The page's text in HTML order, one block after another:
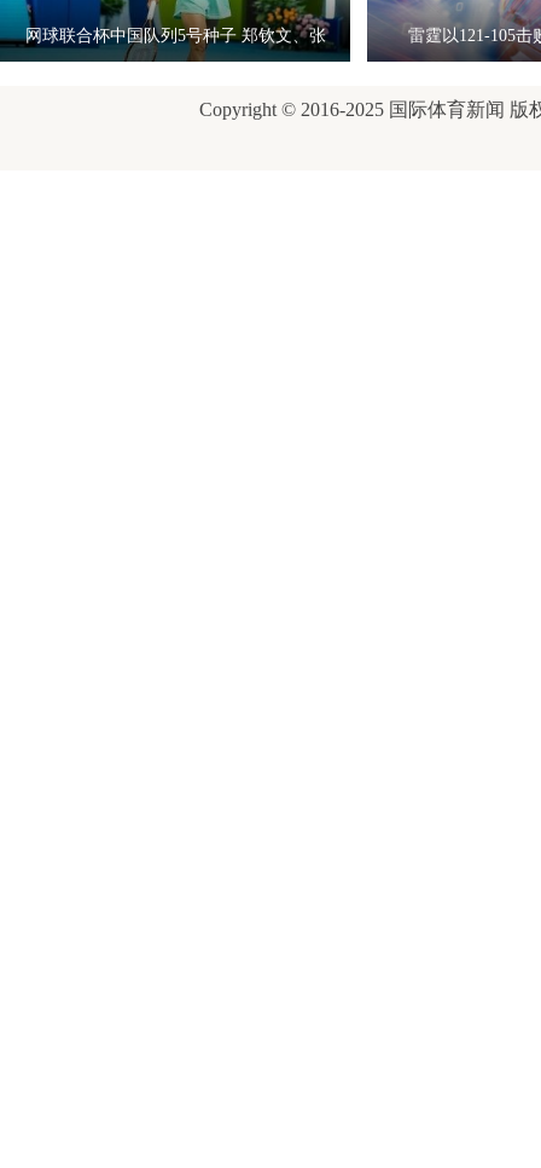
网球联合杯中国队列5号种子 郑钦文、张
雷霆以121-105击
Copyright © 2016-2025 国际体育新闻